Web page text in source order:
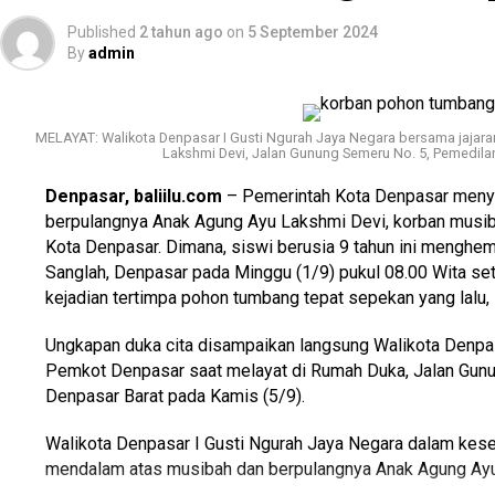
Bali Siap Dibuka untuk Pariwisata
Sebagai generasi penerus Bali mereka memberikan
membangun infrastruktur fisik selama ini. Namun di sisi
kembali ide dan gagasan dalam menumbuhkan rasa
krama Bali. Yang terikat dalam konsep “menyama braya”
Bali.
“Sinergi GP Bali bukan hanya kata, tapi komitmen untuk
tumbuh dan berkembang dengan harmoni. Sebagai
yang ada di Bali. Dan kami melihat itu ada pada pasangan
koordinator KG Movement di sela kegiatan.(*/gs)
Published 2 tahun ago on 5 September 2024
Byadmin
MELAYAT: Walikota Denpasar I Gusti Ngurah Jaya Negara bersama
Lakshmi Devi, Jalan Gunung Semeru No. 5,
Denpasar, baliilu.com – Pemerintah Kota Denpasar
berpulangnya Anak Agung Ayu Lakshmi Devi, korban
Kota Denpasar. Dimana, siswi berusia 9 tahun ini
Sanglah, Denpasar pada Minggu (1/9) pukul 08.00 Wita
kejadian tertimpa pohon tumbang tepat sepekan yang
Ungkapan duka cita disampaikan langsung Walikota
Pemkot Denpasar saat melayat di Rumah Duka, Jalan
Denpasar Barat pada Kamis (5/9).
Walikota Denpasar I Gusti Ngurah Jaya Negara dalam
mendalam atas musibah dan berpulangnya Anak Agung